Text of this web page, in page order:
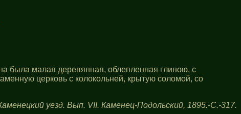
была малая деревянная, облепленная глиною, с
церковь с колокольней, крытую соломой, со
уезд. Вып. VII. Каменец-Подольский, 1895.-С.-317.